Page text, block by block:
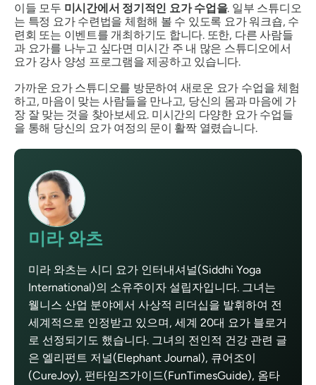
이들 모두 미시간에서 정기적인 요가 수업을. 일부 스튜디오
는 특정 요가 수련법을 체험해 볼 수 있도록 요가 워크숍, 수
련회 또는 이벤트를 개최하기도 합니다. 또한, 다른 사람들
과 요가를 나누고 싶다면 미시간 주 내 많은 스튜디오에서
요가 강사 양성 프로그램을 제공하고 있습니다.
가까운 요가 스튜디오를 방문하여 새로운 요가 수업을 체험
하고, 마음이 맞는 사람들을 만나고, 당신의 몸과 마음에 가
장 잘 맞는 것을 찾아보세요. 미시간의 다양한 요가 수업들
을 통해 당신의 요가 여정의 문이 활짝 열렸습니다.
미라 와츠
미라 와츠는 시디 요가 인터내셔널(Siddhi Yoga
International)의 소유주이자 설립자입니다. 그녀는
웰니스 산업 분야에서 사상적 리더십을 발휘하여 전
세계적으로 인정받고 있으며, 세계 20대 요가 블로거
로 선정되기도 했습니다. 그녀의 전인적 건강 관련 글
은 엘리펀트 저널(Elephant Journal), 큐어조이
(CureJoy), 펀타임즈가이드(FunTimesGuide), 옴타